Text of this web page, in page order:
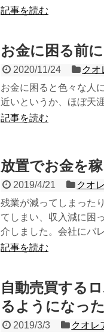
記事を読む
お金に困る前に
2020/11/24 クオ
お金に困ると色々な人
近いというか、ほぼ天
記事を読む
放置でお金を
2019/4/21 クオ
残業が減ってしまった
てしまい、収入減に困
介しました。会社にバ
記事を読む
自動売買する
るようになった
2019/3/3 クオレ